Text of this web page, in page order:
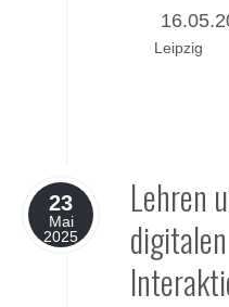
Leipzig
23
Mai
2025
Lehren